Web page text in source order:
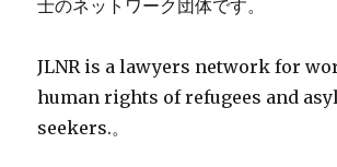
士のネットワーク団体です。
JLNR is a lawyers network for
human rights of refugees and
seekers.。